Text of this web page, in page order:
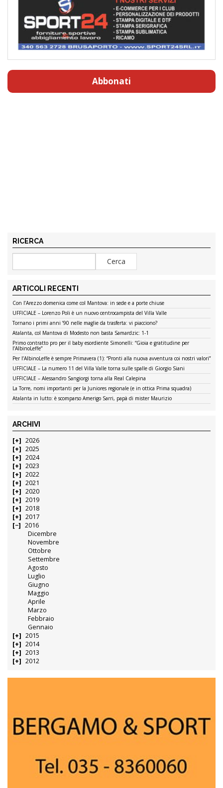
Abbonati
RICERCA
ARTICOLI RECENTI
Con l’Arezzo domenica come col Mantova: in sede e a porte chiuse
UFFICIALE – Lorenzo Poli è un nuovo centrocampista del Villa Valle
Tornano i primi anni ’90 nelle maglie da trasferta: vi piacciono?
Atalanta, col Mantova di Modesto non basta Samardzic: 1-1
Primo contratto pro per il baby esordiente Simonelli: “Gioia e gratitudine per
l’AlbinoLeffe”
Per l’AlbinoLeffe è sempre Primavera (1): “Pronti alla nuova avventura coi nostri valori”
UFFICIALE – La numero 11 del Villa Valle torna sulle spalle di Giorgio Siani
UFFICIALE – Alessandro Sangiorgi torna alla Real Calepina
La Torre, nomi importanti per la Juniores regionale (e in ottica Prima squadra)
Atalanta in lutto: è scomparso Amerigo Sarri, papà di mister Maurizio
ARCHIVI
2026
2025
2024
2023
2022
2021
2020
2019
2018
2017
2016
Dicembre
Novembre
Ottobre
Settembre
Agosto
Luglio
Giugno
Maggio
Aprile
Marzo
Febbraio
Gennaio
2015
2014
2013
2012